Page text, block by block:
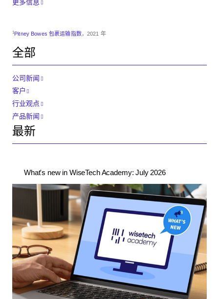
更多信息
1 Pitney Bowes 包裹运输指数，2021 年
全部
公司新闻
客户
行业观点
产品新闻
最新
What's new in WiseTech Academy: July 2026